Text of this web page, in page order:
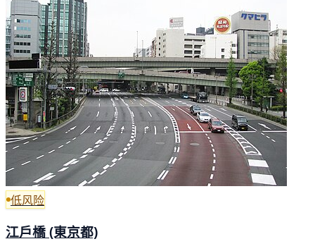
低风险
江戶橋 (東京都)